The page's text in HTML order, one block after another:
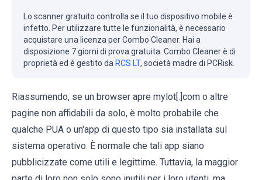
Lo scanner gratuito controlla se il tuo dispositivo mobile è
infetto. Per utilizzare tutte le funzionalità, è necessario
acquistare una licenza per Combo Cleaner. Hai a
disposizione 7 giorni di prova gratuita. Combo Cleaner è di
proprietà ed è gestito da RCS LT, società madre di PCRisk.
Riassumendo, se un browser apre mylot[.]com o altre
pagine non affidabili da solo, è molto probabile che
qualche PUA o un'app di questo tipo sia installata sul
sistema operativo. È normale che tali app siano
pubblicizzate come utili e legittime. Tuttavia, la maggior